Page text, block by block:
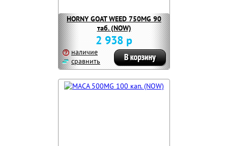
HORNY GOAT WEED 750MG 90
таб. (NOW)
2 938 р
наличие
сравнить